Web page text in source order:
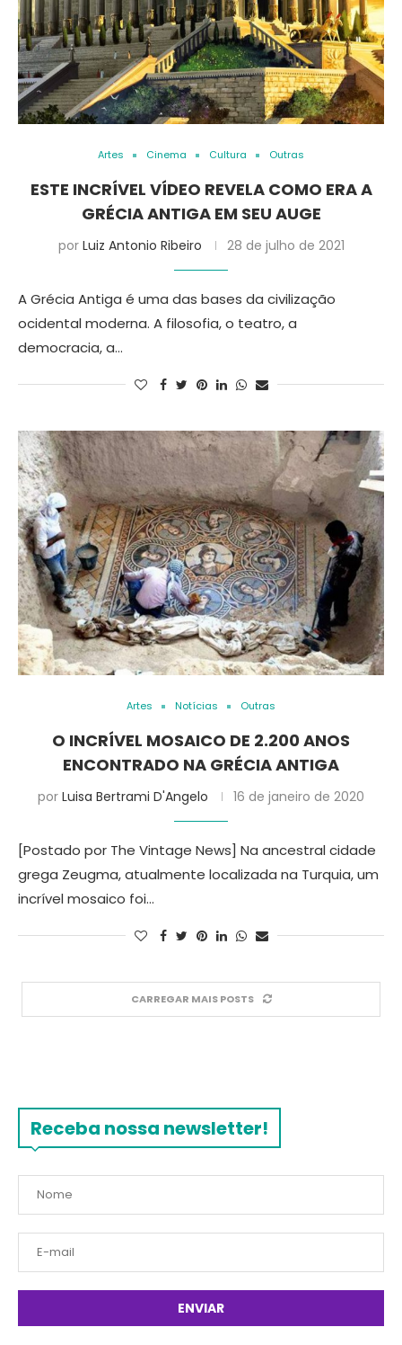
Artes Cinema Cultura Outras
ESTE INCRÍVEL VÍDEO REVELA COMO ERA A
GRÉCIA ANTIGA EM SEU AUGE
por Luiz Antonio Ribeiro 28 de julho de 2021
A Grécia Antiga é uma das bases da civilização
ocidental moderna. A filosofia, o teatro, a
democracia, a…
Artes Notícias Outras
O INCRÍVEL MOSAICO DE 2.200 ANOS
ENCONTRADO NA GRÉCIA ANTIGA
por Luisa Bertrami D'Angelo 16 de janeiro de 2020
[Postado por The Vintage News] Na ancestral cidade
grega Zeugma, atualmente localizada na Turquia, um
incrível mosaico foi…
CARREGAR MAIS POSTS
Receba nossa newsletter!